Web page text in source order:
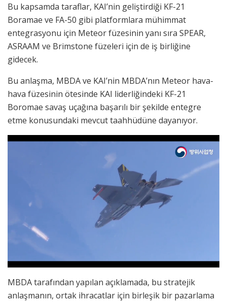
Bu kapsamda taraflar, KAI’nin geliştirdiği KF-21
Boramae ve FA-50 gibi platformlara mühimmat
entegrasyonu için Meteor füzesinin yanı sıra SPEAR,
ASRAAM ve Brimstone füzeleri için de iş birliğine
gidecek.
Bu anlaşma, MBDA ve KAI’nin MBDA’nın Meteor hava-
hava füzesinin ötesinde KAI liderliğindeki KF-21
Boromae savaş uçağına başarılı bir şekilde entegre
etme konusundaki mevcut taahhüdüne dayanıyor.
MBDA tarafından yapılan açıklamada, bu stratejik
anlaşmanın, ortak ihracatlar için birleşik bir pazarlama